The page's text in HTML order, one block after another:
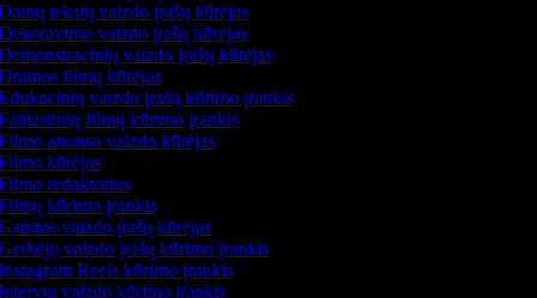
tekstų vaizdo įrašų kūrėjas
vaizdo įrašų kūrėjas
vaizdo įrašų kūrėjas
filmų kūrėjas
vaizdo įrašų kūrimo įrankis
filmų kūrimo įrankis
anonso vaizdo kūrėjas
kūrėjas
redaktorius
kūrimo įrankis
vaizdo įrašų kūrėjas
vaizdo įrašų kūrimo įrankis
Reels kūrimo įrankis
vaizdo kūrimo įrankis